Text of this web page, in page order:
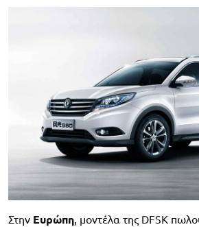
Στην Ευρώπη, μοντέλα της DFSK